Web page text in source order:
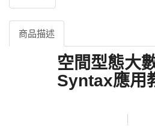
商品描述
空間型態大
Syntax應用